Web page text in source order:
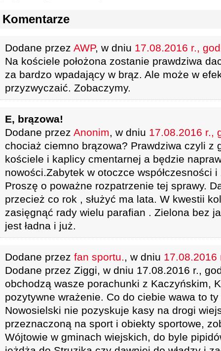
Komentarze
Dodane przez AWP, w dniu 17.08.2016 r.,
Na kościele położona zostanie prawdziwa
za bardzo wpadający w brąz. Ale może w
przyzwyczaić. Zobaczymy.
E, brązowa!
Dodane przez Anonim, w dniu 17.08.2016 r.,
chociaż ciemno brązowa? Prawdziwa czyli z
kościele i kaplicy cmentarnej a będzie
nowości.Zabytek w otoczce współczesności
Proszę o poważne rozpatrzenie tej sprawy.
przecież co rok , służyć ma lata. W kwestii
zasięgnąć rady wielu parafian . Zielona bez
jest ładna i już.
Dodane przez fan sportu., w dniu 17.08.2016
Dodane przez Ziggi, w dniu 17.08.2016 r.,
obchodzą wasze porachunki z Kaczyńskim,
pozytywne wrażenie. Co do ciebie wawa to
Nowosielski nie pozyskuje kasy na drogi
przeznaczoną na sport i obiekty sportowe,
Wójtowie w gminach wiejskich, do byle